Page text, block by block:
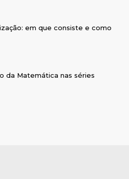
em que consiste e como
da Matemática nas séries